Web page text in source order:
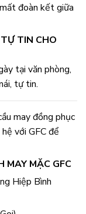
đoàn kết giữa
TIN CHO
tại văn phòng,
tự tin.
may đồng phục
với GFC để
MAY MẶC GFC
Hiệp Bình